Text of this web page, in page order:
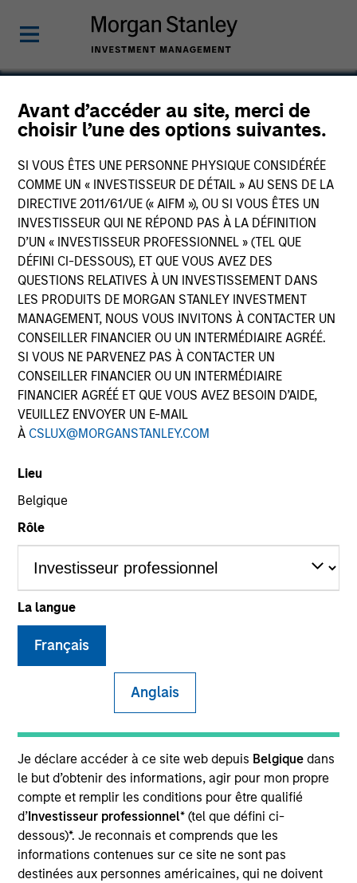
Avant d’accéder au site, merci de
choisir l’une des options suivantes.
SI VOUS ÊTES UNE PERSONNE PHYSIQUE CONSIDÉRÉE
COMME UN « INVESTISSEUR DE DÉTAIL » AU SENS DE LA
DIRECTIVE 2011/61/UE (« AIFM »), OU SI VOUS ÊTES UN
INVESTISSEUR QUI NE RÉPOND PAS À LA DÉFINITION
D’UN « INVESTISSEUR PROFESSIONNEL » (TEL QUE
DÉFINI CI-DESSOUS), ET QUE VOUS AVEZ DES
QUESTIONS RELATIVES À UN INVESTISSEMENT DANS
LES PRODUITS DE MORGAN STANLEY INVESTMENT
MANAGEMENT, NOUS VOUS INVITONS À CONTACTER UN
CONSEILLER FINANCIER OU UN INTERMÉDIAIRE AGRÉÉ.
SI VOUS NE PARVENEZ PAS À CONTACTER UN
CONSEILLER FINANCIER OU UN INTERMÉDIAIRE
FINANCIER AGRÉÉ ET QUE VOUS AVEZ BESOIN D’AIDE,
VEUILLEZ ENVOYER UN E-MAIL
À CSLUX@MORGANSTANLEY.COM
Lieu
Belgique
Rôle
La langue
Français
Anglais
Je déclare accéder à ce site web depuis Belgique dans
le but d’obtenir des informations, agir pour mon propre
compte et remplir les conditions pour être qualifié
d’Investisseur professionnel* (tel que défini ci-
dessous)*. Je reconnais et comprends que les
informations contenues sur ce site ne sont pas
destinées aux personnes américaines, qui ne doivent
Unison Enviro Private
Limited
Natural Gas Infrastructure
COUNTRY
India
Invested on
Jan 2019
Significant Minority
Realization Date
Jan 2024
Unison Enviro holds a 25-year license to build
networks to widely distribute clean-piped gas to
residential, industrial and commercial consumers
and compressed natural gas to vehicle owners in